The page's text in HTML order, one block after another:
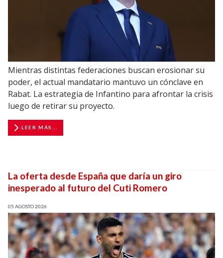
Mientras distintas federaciones buscan erosionar su
poder, el actual mandatario mantuvo un cónclave en
Rabat. La estrategia de Infantino para afrontar la crisis
luego de retirar su proyecto.
LEER MÁS...
La oferta desde España que daría un giro
inesperado al futuro del Cuti Romero
05 AGOSTO 2026